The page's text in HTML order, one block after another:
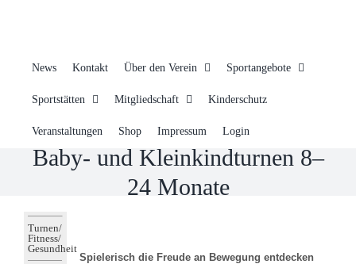
News Kontakt Über den Verein Sportangebote
Sportstätten Mitgliedschaft Kinderschutz
Veranstaltungen Shop Impressum Login
Baby- und Kleinkindturnen 8–
24 Monate
Spielerisch die Freude an Bewegung entdecken
Turnen/
Fitness/
Gesundheit